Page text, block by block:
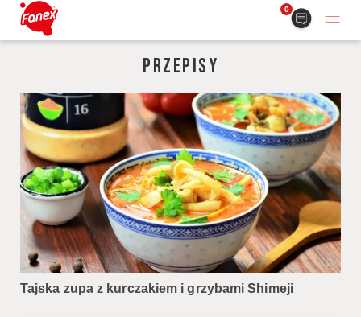
0
PRZEPISY
Tajska zupa z kurczakiem i grzybami Shimeji